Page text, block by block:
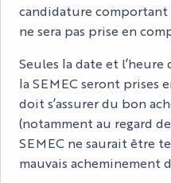
candidature comportant
ne sera pas prise en
Seules la date et
la SEMEC seront prises
doit s’assurer du bon
(notamment au regard
SEMEC ne saurait être
mauvais acheminement